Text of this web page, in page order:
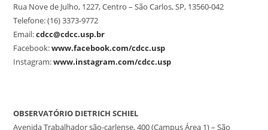
Rua Nove de Julho, 1227, Centro – São Carlos, SP, 13560-042
Telefone: (16) 3373-9772
Email:cdcc@cdcc.usp.br
Facebook:www.facebook.com/cdcc.usp
Instagram:www.instagram.com/cdcc.usp
OBSERVATÓRIO DIETRICH SCHIEL
Avenida Trabalhador são-carlense, 400 (Campus Área 1) – São